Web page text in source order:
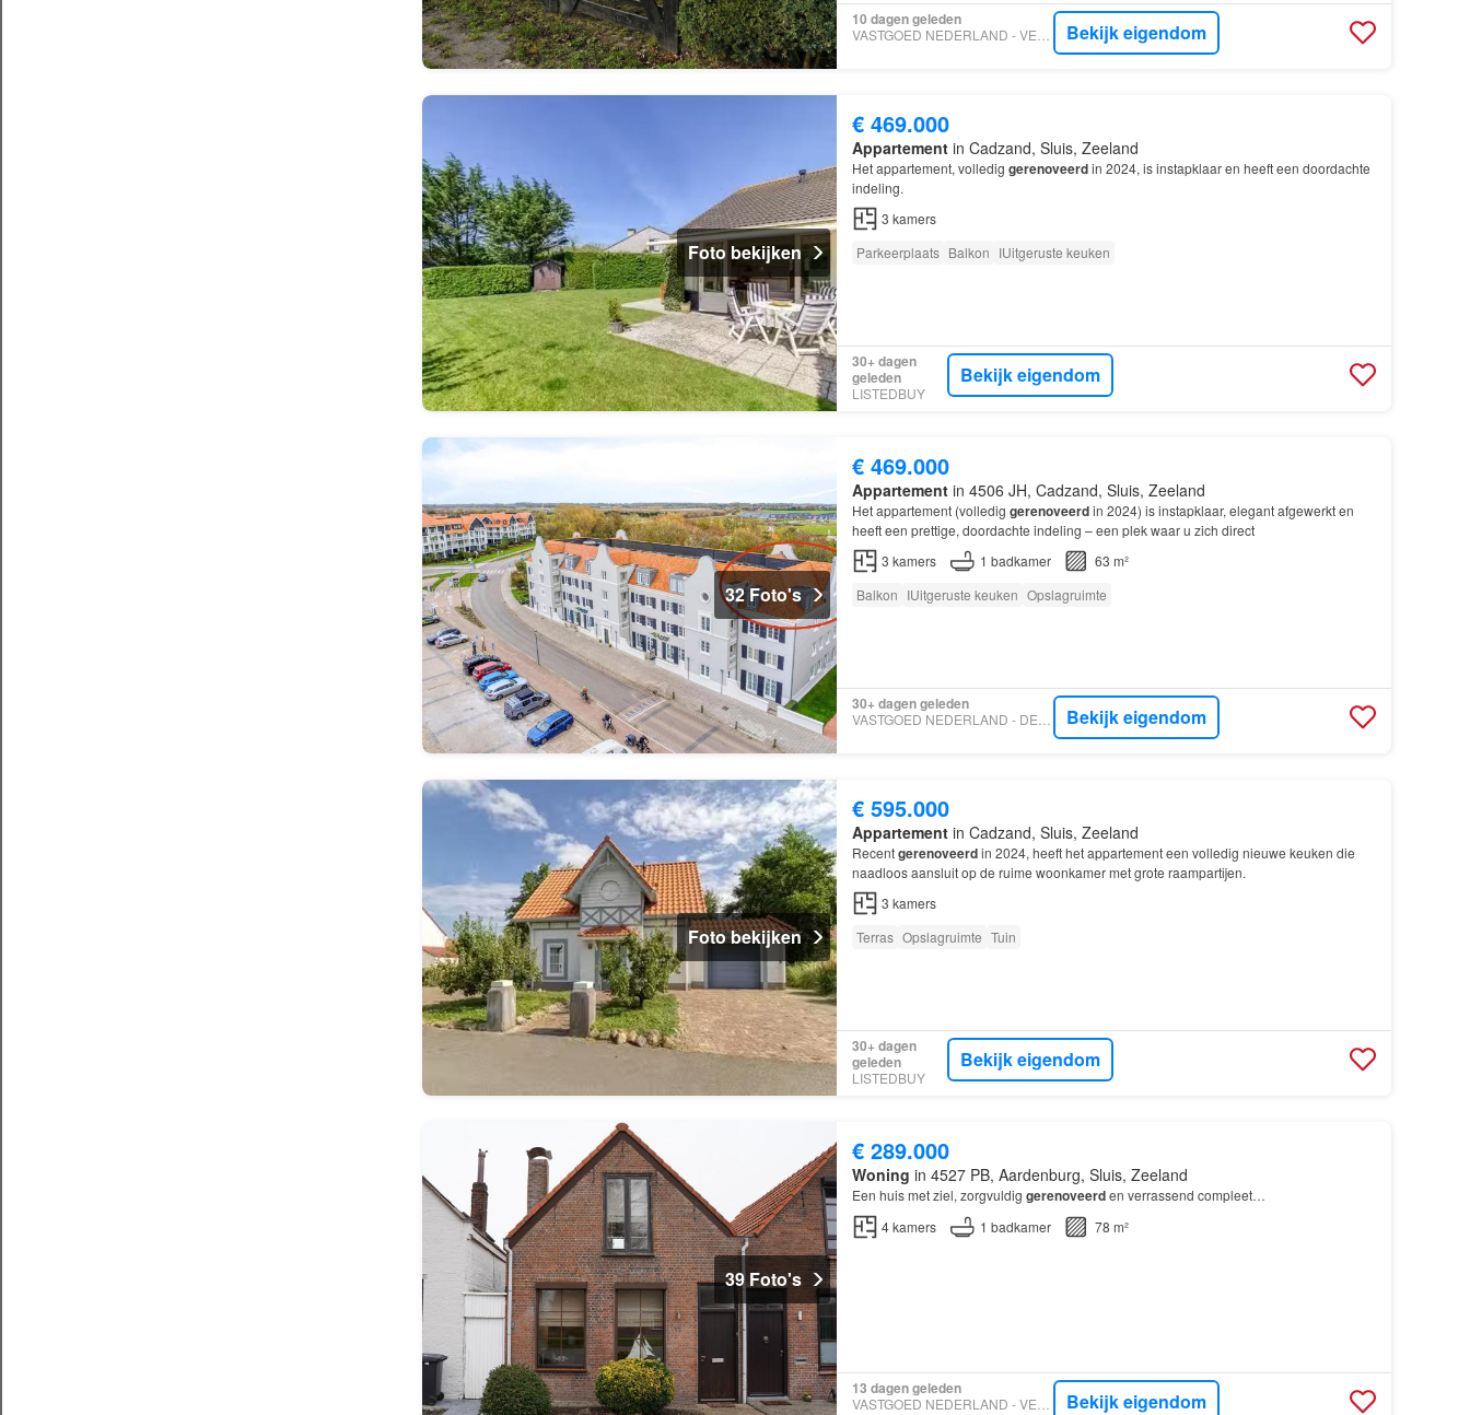
10 dagen geleden
Bekijk eigendom
Foto bekijken
€ 469.000
Appartementin Cadzand, Sluis, Zeeland
Het appartement, volledig gerenoveerdin 2024, is instapklaar en heeft een doordachte
indeling.
3 kamers
Parkeerplaats Balkon IUitgeruste keuken
30+ dagen
geleden
LISTEDBUY
Bekijk eigendom
32 Foto's
€ 469.000
Appartementin 4506 JH, Cadzand, Sluis, Zeeland
Het appartement (volledig gerenoveerdin 2024) is instapklaar, elegant afgewerkt en
heeft een prettige, doordachte indeling – een plek waar u zich direct
3 kamers 1 badkamer
63 m²
Balkon IUitgeruste keuken Opslagruimte
30+ dagen geleden
Bekijk eigendom
Foto bekijken
€ 595.000
Appartementin Cadzand, Sluis, Zeeland
Recentgerenoveerdin 2024, heeft het appartement een volledig nieuwe keuken die
naadloos aansluit op de ruime woonkamer met grote raampartijen.
3 kamers
Terras Opslagruimte Tuin
30+ dagen
geleden
LISTEDBUY
Bekijk eigendom
39 Foto's
€ 289.000
Woning in 4527 PB, Aardenburg, Sluis, Zeeland
Een huis met ziel, zorgvuldig gerenoveerden verrassend compleet…
4kamers 1 badkamer 78 m²
13 dagen geleden
Bekijk eigendom